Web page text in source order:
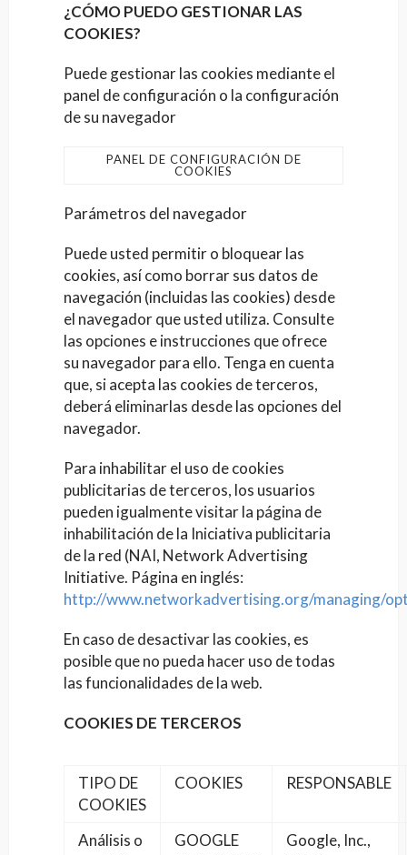
¿CÓMO PUEDO GESTIONAR LAS
COOKIES?
Puede gestionar las cookies mediante el
panel de configuración o la configuración
de su navegador
PANEL DE CONFIGURACIÓN DE
COOKIES
Parámetros del navegador
Puede usted permitir o bloquear las
cookies, así como borrar sus datos de
navegación (incluidas las cookies) desde
el navegador que usted utiliza. Consulte
las opciones e instrucciones que ofrece
su navegador para ello. Tenga en cuenta
que, si acepta las cookies de terceros,
deberá eliminarlas desde las opciones del
navegador.
Para inhabilitar el uso de cookies
publicitarias de terceros, los usuarios
pueden igualmente visitar la página de
inhabilitación de la Iniciativa publicitaria
de la red (NAI, Network Advertising
Initiative. Página en inglés:
http://www.networkadvertising.org/managing/
En caso de desactivar las cookies, es
posible que no pueda hacer uso de todas
las funcionalidades de la web.
COOKIES DE TERCEROS
TIPO DE
COOKIES
COOKIES RESPONSABLE
Análisis o
GOOGLE
Google, Inc.,